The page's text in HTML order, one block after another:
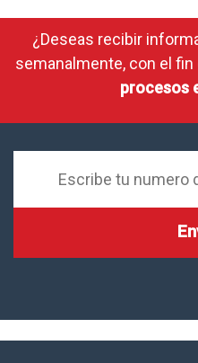
¿Deseas recibir
semanalmente, con el fin
procesos